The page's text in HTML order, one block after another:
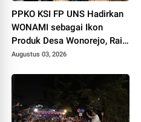
PPKO KSI FP UNS Hadirkan
WONAMI sebagai Ikon
Produk Desa Wonorejo, Raih
Tiga Penghargaan di
2026
Augustus 03, 2026